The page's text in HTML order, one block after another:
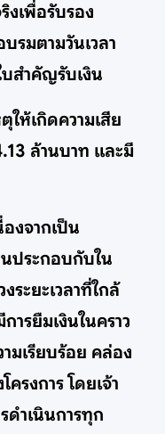
งเพื่อรับรอง
รมตามวันเวลา
สำคัญรับเงิน
ห้เกิดความเสีย
ล้านบาท และมี
งจากเป็น
นประกอบกับใน
ระยะเวลาที่ใกล้
ารยืมเงินในคราว
มเรียบร้อย คล่อง
รงการ โดยเจ้า
ดำเนินการทุก